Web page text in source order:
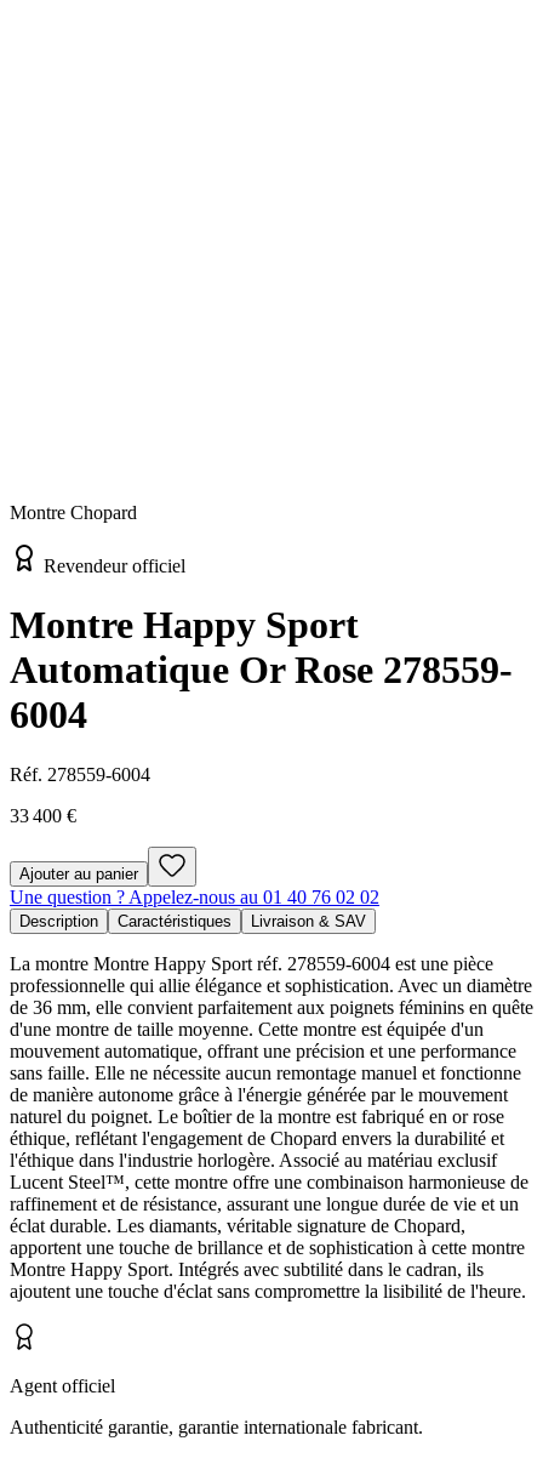
Montre Chopard
Revendeur officiel
Montre Happy Sport
Automatique Or Rose 278559-
6004
Réf. 278559-6004
33 400 €
Ajouter au panier
Une question ? Appelez-nous au 01 40 76 02 02
Description Caractéristiques Livraison & SAV
La montre Montre Happy Sport réf. 278559-6004 est une pièce
professionnelle qui allie élégance et sophistication. Avec un diamètre
de 36 mm, elle convient parfaitement aux poignets féminins en quête
d'une montre de taille moyenne. Cette montre est équipée d'un
mouvement automatique, offrant une précision et une performance
sans faille. Elle ne nécessite aucun remontage manuel et fonctionne
de manière autonome grâce à l'énergie générée par le mouvement
naturel du poignet. Le boîtier de la montre est fabriqué en or rose
éthique, reflétant l'engagement de Chopard envers la durabilité et
l'éthique dans l'industrie horlogère. Associé au matériau exclusif
Lucent Steel™, cette montre offre une combinaison harmonieuse de
raffinement et de résistance, assurant une longue durée de vie et un
éclat durable. Les diamants, véritable signature de Chopard,
apportent une touche de brillance et de sophistication à cette montre
Montre Happy Sport. Intégrés avec subtilité dans le cadran, ils
ajoutent une touche d'éclat sans compromettre la lisibilité de l'heure.
Agent officiel
Authenticité garantie, garantie internationale fabricant.